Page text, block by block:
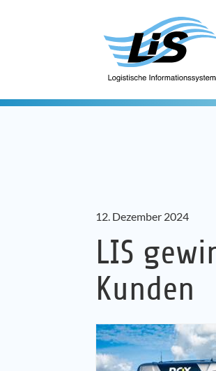
12. Dezember 2024
LIS
Kunden